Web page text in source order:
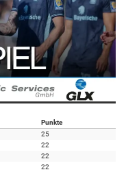
Punkte
25
22
22
22